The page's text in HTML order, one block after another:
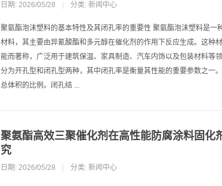
日期: 2026/05/28 分类: 新闻中心
聚氨酯泡沫塑料的基本特性及其闭孔率的重要性 聚氨酯泡沫塑料是一
材料，其主要由异氰酸酯和多元醇在催化剂的作用下反应生成。这种
能而著称，广泛用于建筑保温、家具制造、汽车内饰以及包装材料等
分为开孔型和闭孔型两种，其中闭孔率是衡量其性能的重要参数之一
总体积的比例。闭孔结 ...
聚氨酯高效三聚催化剂在高性能防腐涂料固化
究
日期: 2026/05/28 分类: 新闻中心